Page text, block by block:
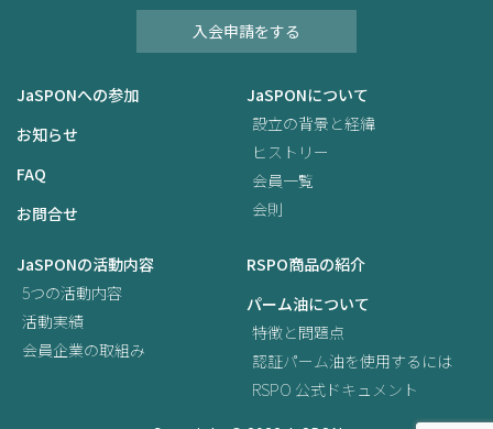
入会申請をする
JaSPONへの参加
お知らせ
FAQ
お問合せ
JaSPONについて
設立の背景と経緯
ヒストリー
会員一覧
会則
JaSPONの活動内容
5つの活動内容
活動実績
会員企業の取組み
RSPO商品の紹介
パーム油について
特徴と問題点
認証パーム油を使用するには
RSPO 公式ドキュメント